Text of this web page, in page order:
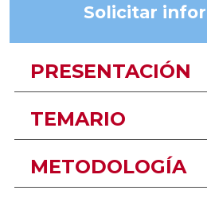
Solicitar
PRESENTACIÓN
TEMARIO
METODOLOGÍA